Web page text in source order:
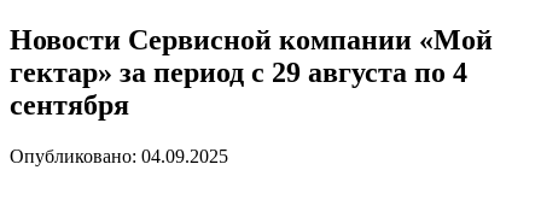
Новости Сервисной компании «Мой
гектар» за период с 29 августа по 4
сентября
Опубликовано: 04.09.2025